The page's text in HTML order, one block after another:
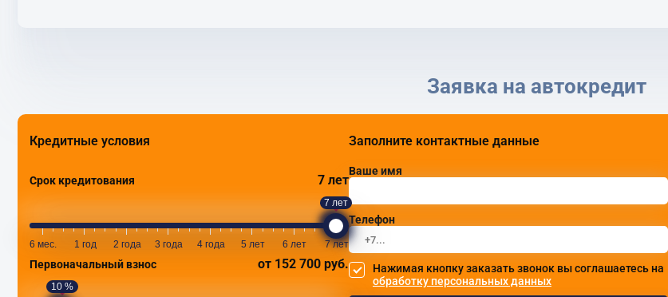
Заявка на автокредит
Кредитные условия
Срок кредитования 7 лет
7 лет
6 мес. 1 год 2 года 3 года 4 года 5 лет 6 лет 7 лет
Первоначальный взнос от 152 700 руб.
10 %
Заполните контактные данные
Ваше имя
Телефон
Нажимая кнопку заказать звонок вы соглашаетесь на
обработку персональных данных